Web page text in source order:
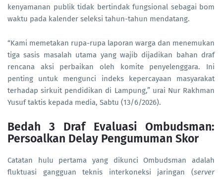
kenyamanan publik tidak bertindak fungsional sebagai bom
waktu pada kalender seleksi tahun-tahun mendatang.
“Kami memetakan rupa-rupa laporan warga dan menemukan
tiga sasis masalah utama yang wajib dijadikan bahan draf
rencana aksi perbaikan oleh komite penyelenggara. Ini
penting untuk mengunci indeks kepercayaan masyarakat
terhadap sirkuit pendidikan di Lampung,” urai Nur Rakhman
Yusuf taktis kepada media, Sabtu (13/6/2026).
Bedah 3 Draf Evaluasi Ombudsman:
Persoalkan Delay Pengumuman Skor
Catatan hulu pertama yang dikunci Ombudsman adalah
fluktuasi gangguan teknis interkoneksi jaringan (server